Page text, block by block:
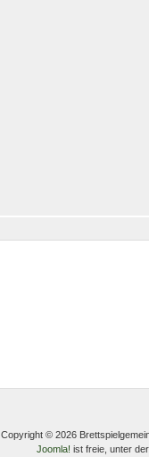
Copyright © 2026
Joomla! ist freie, unter